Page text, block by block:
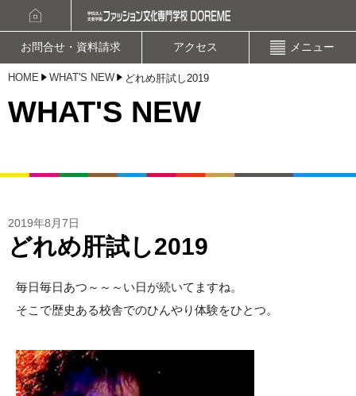
お問合せ・資料請求 アクセス メニュー
資料請求 オープンキャンパスお申込み
HOME WHAT'S NEW どれめ肝試し2019
WHAT'S NEW
2019年8月7日
どれめ肝試し2019
毎日毎日あつ～～～い日が続いてますね。
そこで歴史ある校舎でのひんやり体験をひとつ。